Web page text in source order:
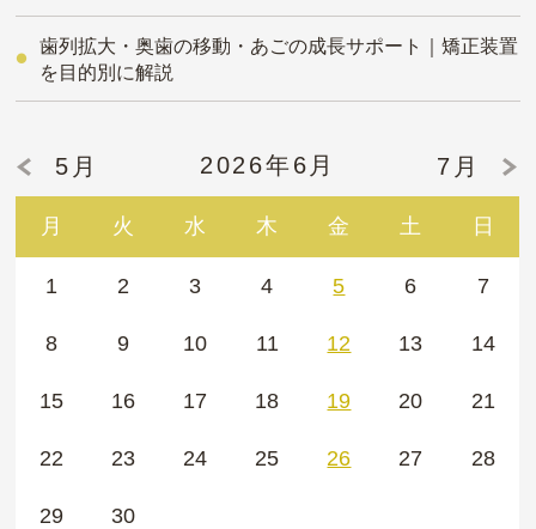
歯列拡大・奥歯の移動・あごの成長サポート｜矯正装置
を目的別に解説
2026年6月
月 火 水 木 金 土 日
5月 7月
1 2 3 4 5 6 7
8 9 10 11 12 13 14
15 16 17 18 19 20 21
22 23 24 25 26 27 28
29 30